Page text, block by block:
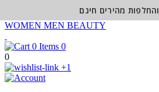
WOMEN MEN BEAUTY
0
0
+1
מהירים חינם